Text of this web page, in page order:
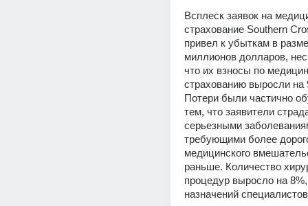
Всплеск заявок на
страхование Southern
привел к убыткам в
миллионов долларов,
что их взносы по
страхованию выросли на
Потери были частично
тем, что заявители
серьезными
требующими более
медицинского
раньше. Количество
процедур выросло на
назначений